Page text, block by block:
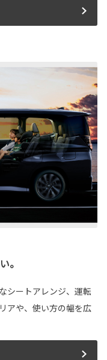
。
シートアレンジ、運転
アや、使い方の幅を広